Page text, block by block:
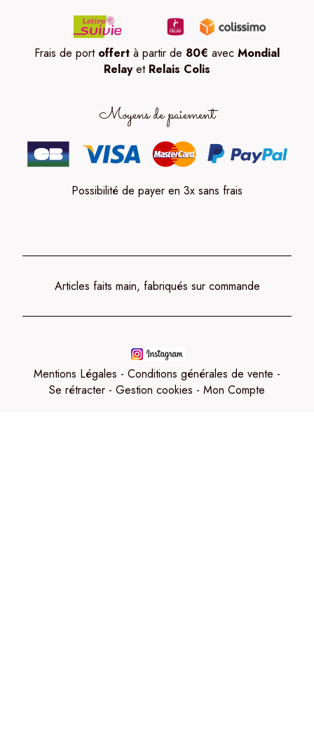
Frais de port offert à partir de 80€ avec Mondial
Relayet Relais Colis
Moyens de paiement
Possibilité de payer en 3x sans frais
Articles faits main, fabriqués sur commande
Mentions Légales
Conditions générales de vente
Se rétracter
Gestion cookies Mon Compte